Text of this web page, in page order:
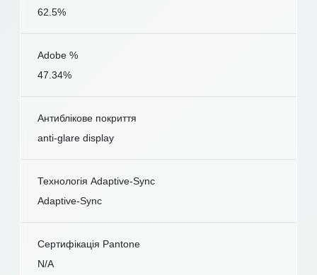
62.5%
Adobe %
47.34%
Антиблікове покриття
anti-glare display
Технологія Adaptive-Sync
Adaptive-Sync
Сертифікація Pantone
N/A